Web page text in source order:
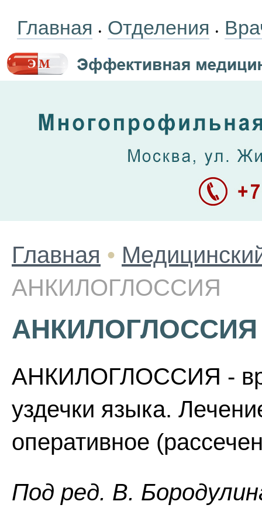
Главная • Отделения •
Главная •
АНКИЛОГЛОССИЯ
АНКИЛОГЛОССИЯ
АНКИЛОГЛОССИЯ -
уздечки языка.
оперативное
Пoд peд. B.